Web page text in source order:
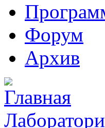
Форум
Архив